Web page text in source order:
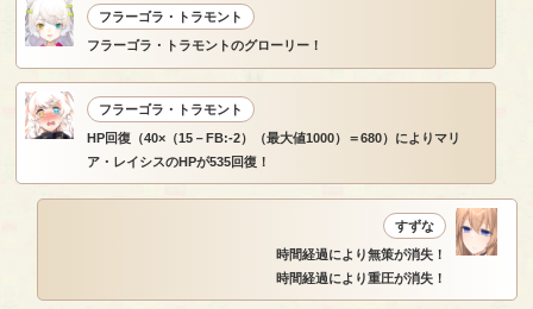
フラーゴラ・トラモント
フラーゴラ・トラモントのグローリー！
フラーゴラ・トラモント
HP回復（40×（15－FB:-2）（最大値1000）＝680）によりマリ
ア・レイシスのHPが535回復！
すずな
時間経過により無策が消失！
時間経過により重圧が消失！